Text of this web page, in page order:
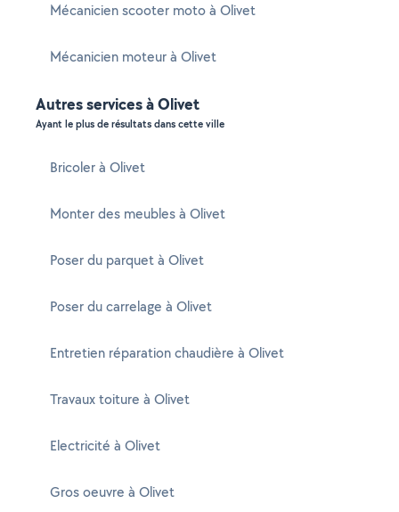
Mécanicien scooter moto à Olivet
Mécanicien moteur à Olivet
Autres services à Olivet
Ayant le plus de résultats dans cette ville
Bricoler à Olivet
Monter des meubles à Olivet
Poser du parquet à Olivet
Poser du carrelage à Olivet
Entretien réparation chaudière à Olivet
Travaux toiture à Olivet
Electricité à Olivet
Gros oeuvre à Olivet